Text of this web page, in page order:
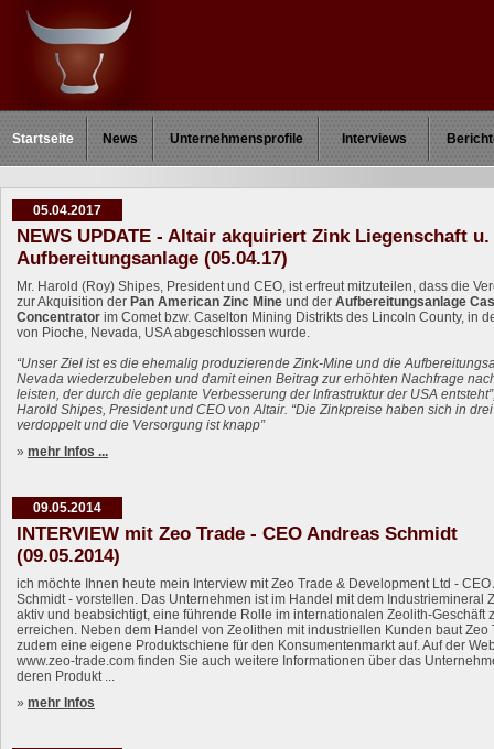
Startseite News Unternehmensprofile Interviews
05.04.2017
NEWS UPDATE - Altair akquiriert Zink Liegenschaft u.
Aufbereitungsanlage (05.04.17)
Mr. Harold (Roy) Shipes, President und CEO, ist erfreut mitzuteilen, dass die
zur Akquisition der Pan American Zinc Mine und der Aufbereitungsanlage
Concentrator im Comet bzw. Caselton Mining Distrikts des Lincoln County, in
von Pioche, Nevada, USA abgeschlossen wurde.
“Unser Ziel ist es die ehemalig produzierende Zink-Mine und die
Nevada wiederzubeleben und damit einen Beitrag zur erhöhten Nachfrage
leisten, der durch die geplante Verbesserung der Infrastruktur der USA
Harold Shipes, President und CEO von Altair. “Die Zinkpreise haben sich in
verdoppelt und die Versorgung ist knapp”
» mehr Infos ...
09.05.2014
INTERVIEW mit Zeo Trade - CEO Andreas Schmidt
(09.05.2014)
ich möchte Ihnen heute mein Interview mit Zeo Trade & Development Ltd - CEO
Schmidt - vorstellen. Das Unternehmen ist im Handel mit dem Industriemineral
aktiv und beabsichtigt, eine führende Rolle im internationalen Zeolith-Geschäft
erreichen. Neben dem Handel von Zeolithen mit industriellen Kunden baut Zeo
zudem eine eigene Produktschiene für den Konsumentenmarkt auf. Auf der
www.zeo-trade.com finden Sie auch weitere Informationen über das
deren Produkt ...
» mehr Infos